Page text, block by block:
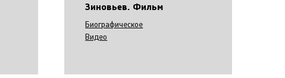
Зиновьев. Фильм
Биографическое
Видео